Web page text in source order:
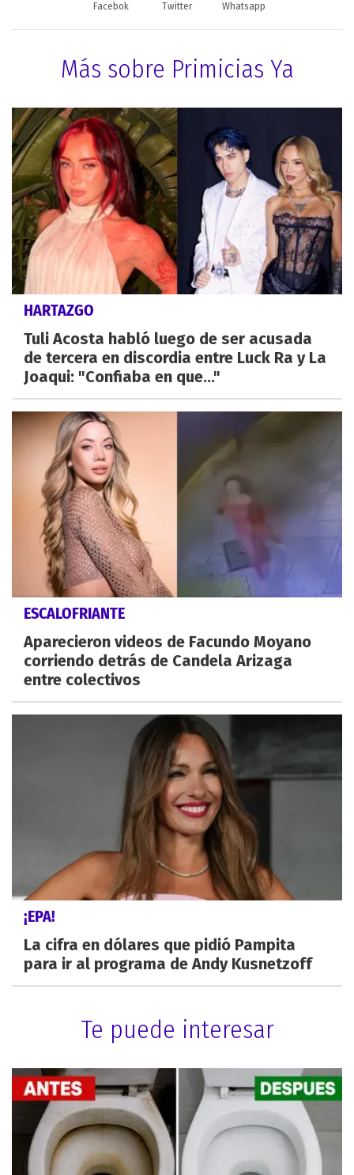
Facebok Twitter Whatsapp
Más sobre Primicias Ya
HARTAZGO
Tuli Acosta habló luego de ser acusada
de tercera en discordia entre Luck Ra y La
Joaqui: "Confiaba en que..."
ESCALOFRIANTE
Aparecieron videos de Facundo Moyano
corriendo detrás de Candela Arizaga
entre colectivos
¡EPA!
La cifra en dólares que pidió Pampita
para ir al programa de Andy Kusnetzoff
Te puede interesar